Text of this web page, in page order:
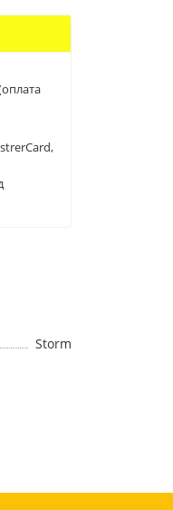
Storm